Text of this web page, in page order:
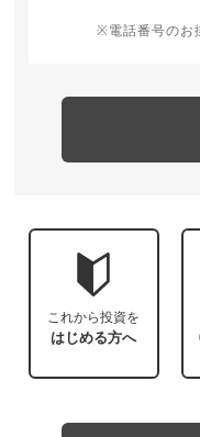
※電話番号のお
これから投資を
はじめる方へ